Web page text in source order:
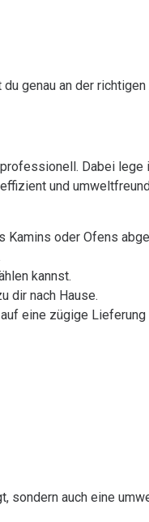
genau an der
Dabei lege
und
Kamins oder Ofens
kannst.
dir nach Hause.
eine zügige Lieferung
sondern auch eine